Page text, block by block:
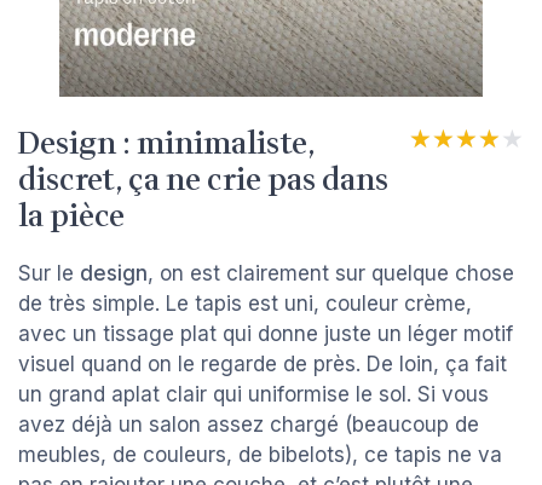
Design : minimaliste,
discret, ça ne crie pas dans
la pièce
★★★★★
★★★★★
Sur le design, on est clairement sur quelque chose
de très simple. Le tapis est uni, couleur crème,
avec un tissage plat qui donne juste un léger motif
visuel quand on le regarde de près. De loin, ça fait
un grand aplat clair qui uniformise le sol. Si vous
avez déjà un salon assez chargé (beaucoup de
meubles, de couleurs, de bibelots), ce tapis ne va